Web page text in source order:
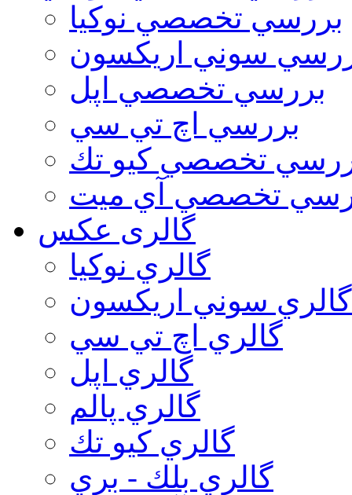
بررسي تخصصي نوكيا
سوني اريكسون
بررسي تخصصي اپل
بررسي اچ تي سي
تخصصي كيو تك
تخصصي آي ميت
گالری عکس
گالري نوكيا
گالري سوني اريكسون
گالري اچ تي سي
گالري اپل
گالري پالم
گالري كيو تك
گالري بلك - بري